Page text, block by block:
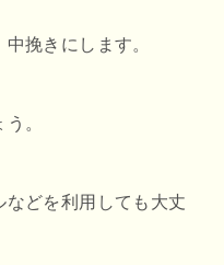
挽きにします。
。
どを利用しても大丈